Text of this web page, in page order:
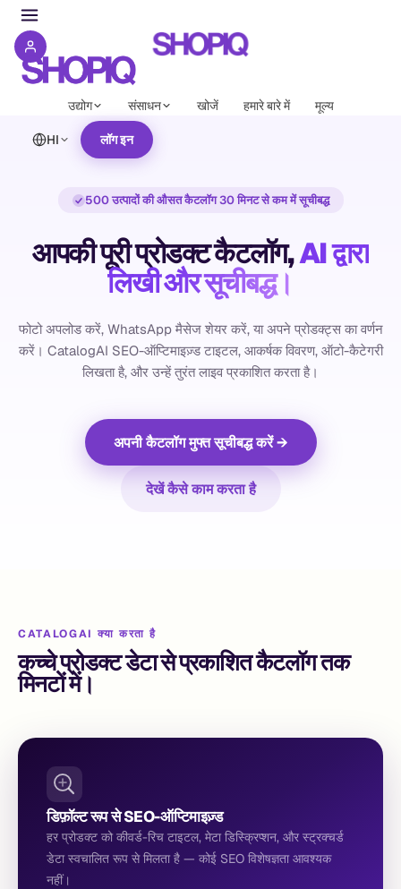
उद्योग संसाधन खोजें हमारे बारे में मूल्य
HI लॉग इन
500 उत्पादों की औसत कैटलॉग 30 मिनट से कम में सूचीबद्ध
आपकी पूरी प्रोडक्ट कैटलॉग,AI द्वारा
लिखी और सूचीबद्ध।
फोटो अपलोड करें, WhatsApp मैसेज शेयर करें, या अपने प्रोडक्ट्स का वर्णन
करें। CatalogAI SEO-ऑप्टिमाइज़्ड टाइटल, आकर्षक विवरण, ऑटो-कैटेगरी
लिखता है, और उन्हें तुरंत लाइव प्रकाशित करता है।
अपनी कैटलॉग मुफ्त सूचीबद्ध करें →
देखें कैसे काम करता है
CATALOGAI क्या करता है
कच्चे प्रोडक्ट डेटा से प्रकाशित कैटलॉग तक
मिनटों में।
डिफ़ॉल्ट रूप से SEO-ऑप्टिमाइज़्ड
हर प्रोडक्ट को कीवर्ड-रिच टाइटल, मेटा डिस्क्रिप्शन, और स्ट्रक्चर्ड
डेटा स्वचालित रूप से मिलता है — कोई SEO विशेषज्ञता आवश्यक
नहीं।